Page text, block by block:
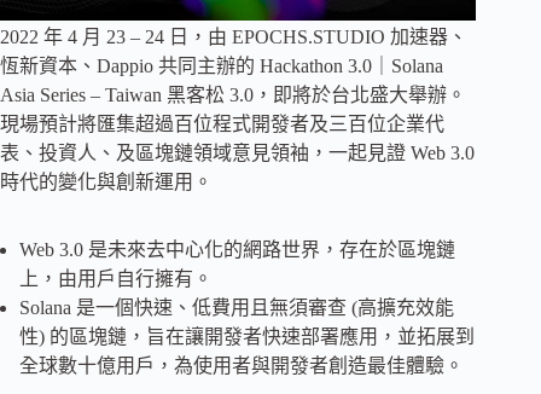
2022 年 4 月 23 – 24 日，由 EPOCHS.STUDIO 加速器、
恆新資本、Dappio 共同主辦的 Hackathon 3.0｜Solana
Asia Series – Taiwan 黑客松 3.0，即將於台北盛大舉辦。
現場預計將匯集超過百位程式開發者及三百位企業代
表、投資人、及區塊鏈領域意見領袖，一起見證 Web 3.0
時代的變化與創新運用。
Web 3.0 是未來去中心化的網路世界，存在於區塊鏈
上，由用戶自行擁有。
Solana 是一個快速、低費用且無須審查 (高擴充效能
性) 的區塊鏈，旨在讓開發者快速部署應用，並拓展到
全球數十億用戶，為使用者與開發者創造最佳體驗。